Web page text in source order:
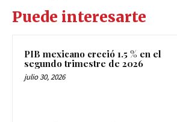
Puede interesarte
PIB mexicano creció 1.5 % en el
segundo trimestre de 2026
julio 30, 2026